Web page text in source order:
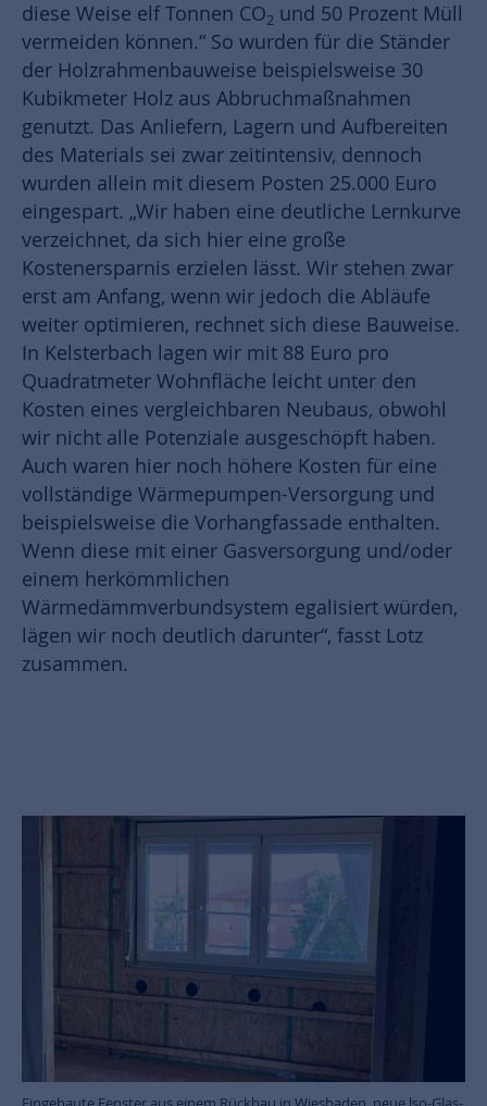
diese Weise elf Tonnen CO2 und 50 Prozent Müll
vermeiden können.“ So wurden für die Ständer
der Holzrahmenbauweise beispielsweise 30
Kubikmeter Holz aus Abbruchmaßnahmen
genutzt. Das Anliefern, Lagern und Aufbereiten
des Materials sei zwar zeitintensiv, dennoch
wurden allein mit diesem Posten 25.000 Euro
eingespart. „Wir haben eine deutliche Lernkurve
verzeichnet, da sich hier eine große
Kostenersparnis erzielen lässt. Wir stehen zwar
erst am Anfang, wenn wir jedoch die Abläufe
weiter optimieren, rechnet sich diese Bauweise.
In Kelsterbach lagen wir mit 88 Euro pro
Quadratmeter Wohnfläche leicht unter den
Kosten eines vergleichbaren Neubaus, obwohl
wir nicht alle Potenziale ausgeschöpft haben.
Auch waren hier noch höhere Kosten für eine
vollständige Wärmepumpen-Versorgung und
beispielsweise die Vorhangfassade enthalten.
Wenn diese mit einer Gasversorgung und/oder
einem herkömmlichen
Wärmedämmverbundsystem egalisiert würden,
lägen wir noch deutlich darunter“, fasst Lotz
zusammen.